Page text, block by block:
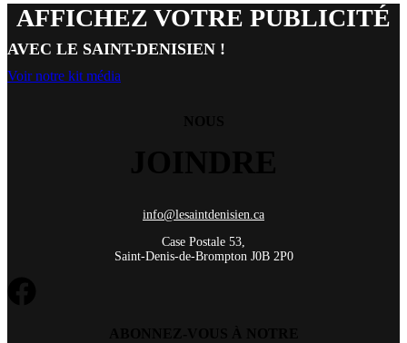
AFFICHEZ VOTRE PUBLICITÉ
AVEC LE SAINT-DENISIEN !
Voir notre kit média
info@lesaintdenisien.ca
Case Postale 53,
Saint-Denis-de-Brompton J0B 2P0